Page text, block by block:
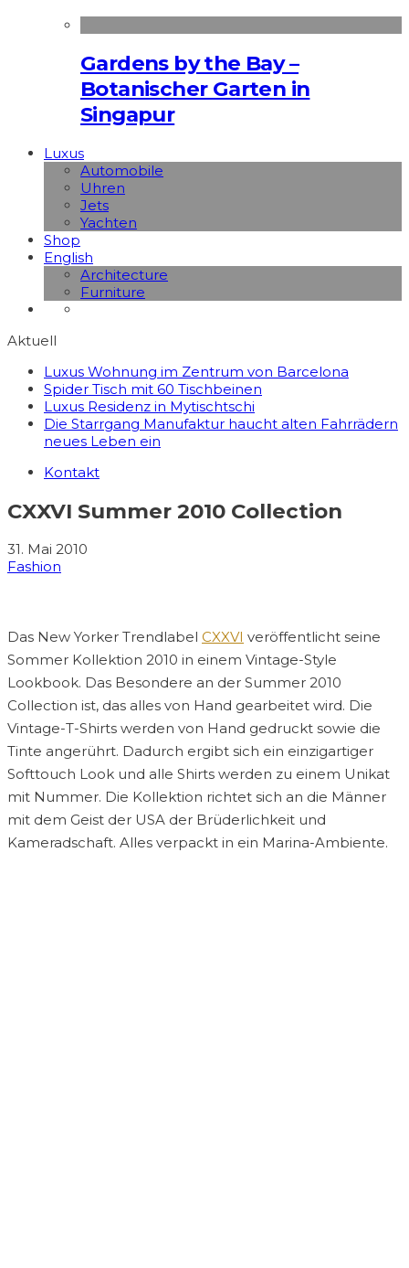
Gardens by the Bay –
Botanischer Garten in
Singapur
Luxus
Automobile
Uhren
Jets
Yachten
Shop
English
Architecture
Furniture
Aktuell
Luxus Wohnung im Zentrum von Barcelona
Spider Tisch mit 60 Tischbeinen
Luxus Residenz in Mytischtschi
Die Starrgang Manufaktur haucht alten Fahrrädern
neues Leben ein
Kontakt
CXXVI Summer 2010 Collection
31. Mai 2010
Fashion
Das New Yorker Trendlabel CXXVI veröffentlicht seine
Sommer Kollektion 2010 in einem Vintage-Style
Lookbook. Das Besondere an der Summer 2010
Collection ist, das alles von Hand gearbeitet wird. Die
Vintage-T-Shirts werden von Hand gedruckt sowie die
Tinte angerührt. Dadurch ergibt sich ein einzigartiger
Softtouch Look und alle Shirts werden zu einem Unikat
mit Nummer. Die Kollektion richtet sich an die Männer
mit dem Geist der USA der Brüderlichkeit und
Kameradschaft. Alles verpackt in ein Marina-Ambiente.